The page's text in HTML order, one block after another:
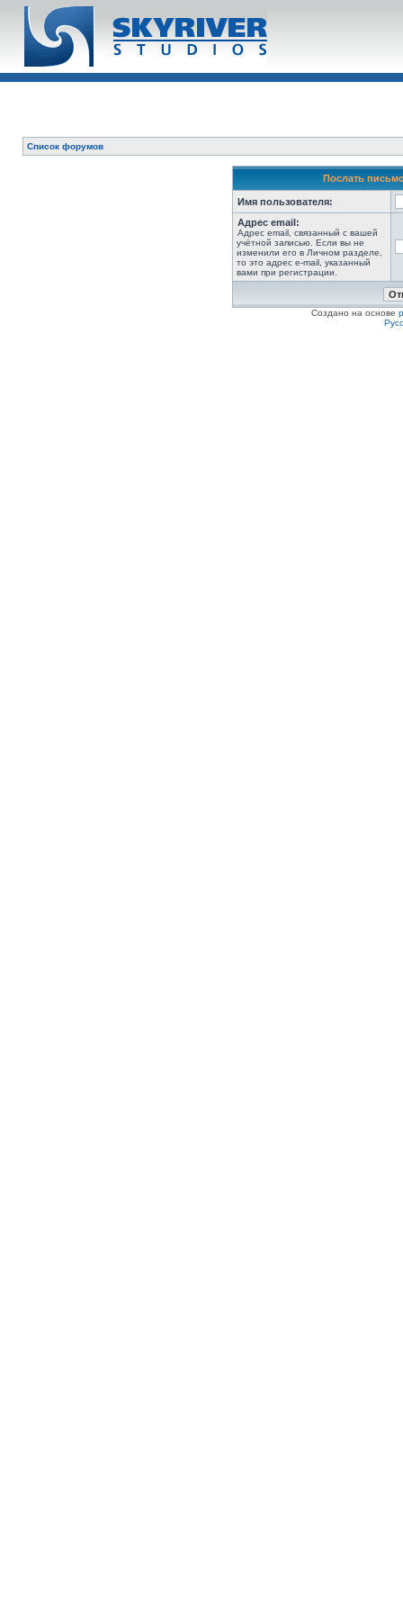
Список форумов
Послать
Имя пользователя:
Адрес email:
Адрес email, связанный с вашей
учётной записью. Если вы не
изменили его в Личном разделе,
то это адрес e-mail, указанный
вами при регистрации.
Создано на основе